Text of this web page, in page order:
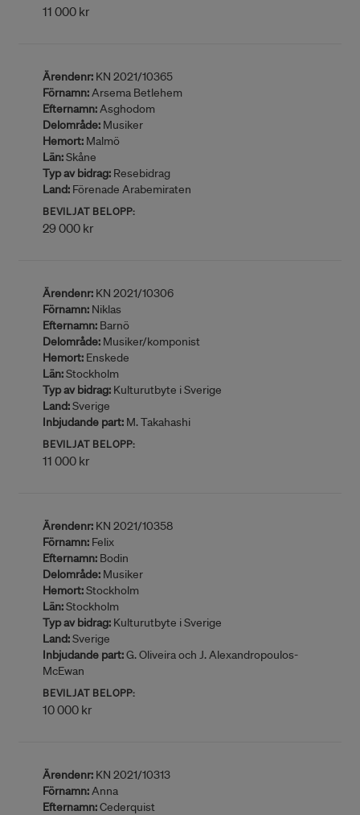
11 000 kr
Ärendenr: KN 2021/10365
Förnamn:Arsema Betlehem
Efternamn:Asghodom
Delområde: Musiker
Hemort: Malmö
Län:Skåne
Typ av bidrag: Resebidrag
Land: Förenade Arabemiraten
BEVILJAT BELOPP:
29 000 kr
Ärendenr: KN 2021/10306
Förnamn: Niklas
Efternamn: Barnö
Delområde: Musiker/komponist
Hemort: Enskede
Län:Stockholm
Typ av bidrag: Kulturutbyte i Sverige
Land:Sverige
Inbjudande part: M. Takahashi
BEVILJAT BELOPP:
11 000 kr
Ärendenr: KN 2021/10358
Förnamn: Felix
Efternamn: Bodin
Delområde: Musiker
Hemort:Stockholm
Län:Stockholm
Typ av bidrag: Kulturutbyte i Sverige
Land:Sverige
Inbjudande part:G. Oliveira och J. Alexandropoulos-
McEwan
BEVILJAT BELOPP:
10 000 kr
Ärendenr: KN 2021/10313
Förnamn:Anna
Efternamn:Cederquist